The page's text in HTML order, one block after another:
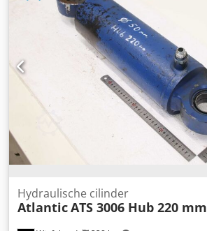
Hydraulische cilinder
AtlanticATS 3006 Hub 220 mm